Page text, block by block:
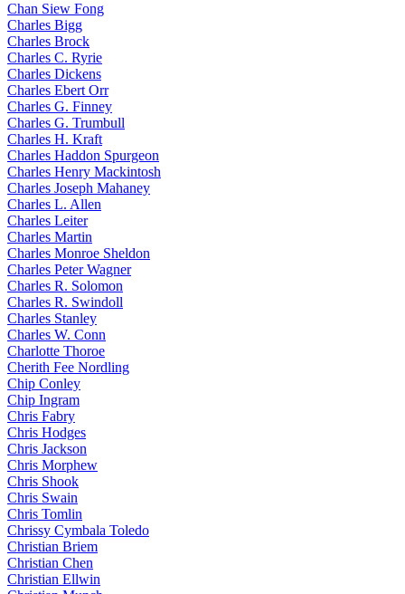
Chan Siew Fong
Charles Bigg
Charles Brock
Charles C. Ryrie
Charles Dickens
Charles Ebert Orr
Charles G. Finney
Charles G. Trumbull
Charles H. Kraft
Charles Haddon Spurgeon
Charles Henry Mackintosh
Charles Joseph Mahaney
Charles L. Allen
Charles Leiter
Charles Martin
Charles Monroe Sheldon
Charles Peter Wagner
Charles R. Solomon
Charles R. Swindoll
Charles Stanley
Charles W. Conn
Charlotte Thoroe
Cherith Fee Nordling
Chip Conley
Chip Ingram
Chris Fabry
Chris Hodges
Chris Jackson
Chris Morphew
Chris Shook
Chris Swain
Chris Tomlin
Chrissy Cymbala Toledo
Christian Briem
Christian Chen
Christian Ellwin